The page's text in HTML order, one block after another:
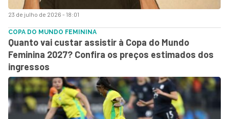
23 de julho de 2026 - 18:01
COPA DO MUNDO FEMININA
Quanto vai custar assistir à Copa do Mundo
Feminina 2027? Confira os preços estimados dos
ingressos